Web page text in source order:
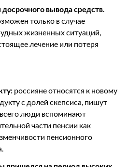
вывода средств.
только в случае
жизненных ситуаций,
лечение или потеря
россияне относятся к новому
с долей скепсиса, пишут
люди вспоминают
части пенсии как
пенсионного